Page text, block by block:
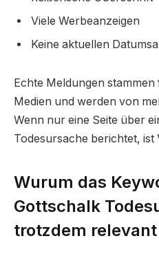
Viele Werbeanzeigen
Keine aktuellen
Echte Meldungen
Medien und werden von
Wenn nur eine Seite über
Todesursache berichtet, ist
Wurum das
Gottschalk
trotzdem